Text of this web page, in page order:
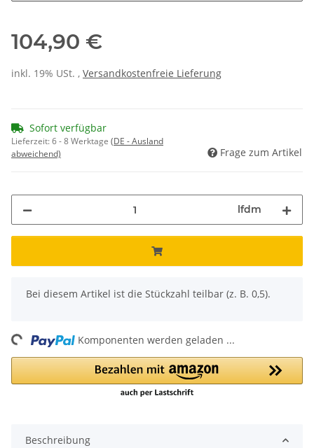
104,90 €
inkl. 19% USt. , Versandkostenfreie Lieferung
Sofort verfügbar
Lieferzeit:6 - 8 Werktage (DE - Ausland
abweichend)
Frage zum Artikel
lfdm
x
Bei diesem Artikel ist die Stückzahl teilbar (z. B. 0,5).
Komponenten werden geladen ...
Beschreibung